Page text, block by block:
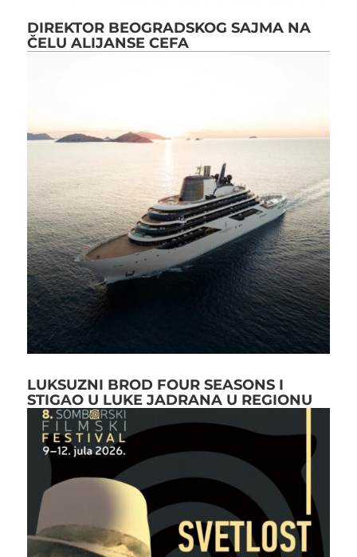
DIREKTOR BEOGRADSKOG SAJMA NA
ČELU ALIJANSE CEFA
LUKSUZNI BROD FOUR SEASONS I
STIGAO U LUKE JADRANA U REGIONU